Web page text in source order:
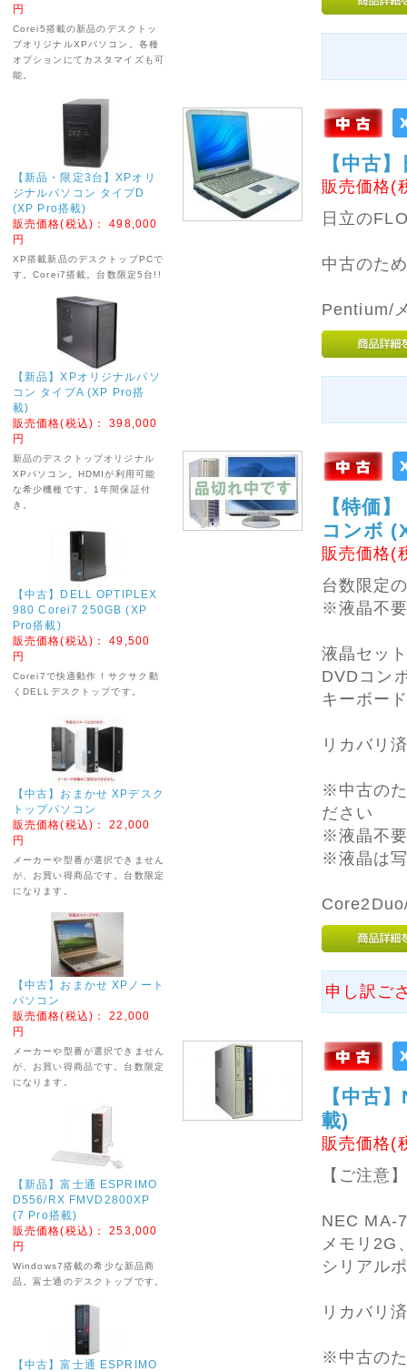
めにご注文いただけれ
ば幸いです。
店休中は電話対応や発
送業務はいたしており
ませんので、あらかじ
めご了承ください。
ますが、よろしくお願
いいたします。
2026年04月10日
■■■ ゴ
についてのお知らせ
■■■
誠に勝手ながら、ゴー
ルデンウィークの下記
期間を休業させていた
だきます。
・4月25日 (土) ～ 5月
6日 (水)
休業中でもホームペー
しております。
発送は5月7日 (木) 以
降になります。
めにご注文いただけれ
ば幸いです。
休業中は電話やメール
での対応、発送業務は
いたしておりませんの
あらかじめご了承くだ
さい。
ご不便をおかけいたし
ますが、よろしくお願
2026年01月31日
XP新品パソコンに多
くのご注文をいただい
ており、
納期の遅れなどご迷惑
をおかけしておりま
す。
誠に申し訳ございませ
ん。
今後、価格は上昇して
いく可能性が高い状況
です。
ぜひ、早い段階でご検
討いただくことをお勧
めいたします。
2026年01月06日
おまかせ中古パソコン
の取り扱いを始めまし
た。
メーカーや型番は当店
におまかせになります
ので、お選びいただけ
ませんが
お安くお買い得です。
デスクトップ、ノート
PCございます。
2025年12月08日
★☆★ 年末年始休業
年始の下記期間を休業
させていただきます。
円
Corei5搭載の新品のデスクトッ
プオリジナルXPパソコン。各種
オプションにてカスタマイズも可
能。
【新品・限定3台】XPオリ
ジナルパソコン タイプD
(XP Pro搭載)
販売価格(税込)：498,000
円
XP搭載新品のデスクトップPCで
す。Corei7搭載。台数限定5台!!
【新品】XPオリジナルパソ
コン タイプA (XP Pro搭
載)
販売価格(税込)：398,000
円
新品のデスクトップオリジナル
XPパソコン。HDMIが利用可能
な希少機種です。1年間保証付
き。
【中古】DELL OPTIPLEX
980 Corei7 250GB (XP
Pro搭載)
販売価格(税込)：49,500
円
Corei7で快適動作 ! サクサク動
くDELLデスクトップです。
【中古】おまかせ XPデスク
トップパソコン
販売価格(税込)：22,000
円
メーカーや型番が選択できません
が、お買い得商品です。台数限定
になります。
【中古】おまかせ XPノート
パソコン
販売価格(税込)：22,000
円
メーカーや型番が選択できません
が、お買い得商品です。台数限定
になります。
【新品】富士通 ESPRIMO
D556/RX FMVD2800XP
(7 Pro搭載)
販売価格(税込)：253,000
円
Windows7搭載の希少な新品商
品。富士通のデスクトップです。
【中古】富士通 ESPRIMO
【中古
販売価格(
日立の
中古のた
Pentium/
【特価
コンボ
販売価格(
台数限定
※液晶不
液晶セッ
DVDコ
キーボー
リカバリ
※中古の
ださい
※液晶不
※液晶は
申し訳ご
【中古
載)
販売価格(
【ご注意
NEC MA-
メモリ2G
シリアル
リカバリ
※中古の